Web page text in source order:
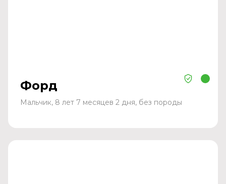
Форд
Мальчик, 8 лет 7 месяцев 2 дня, без породы